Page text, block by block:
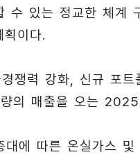
수 있는 정교한 체계
이다.
쟁력 강화, 신규 포
의 매출을 오는 2025
에 따른 온실가스